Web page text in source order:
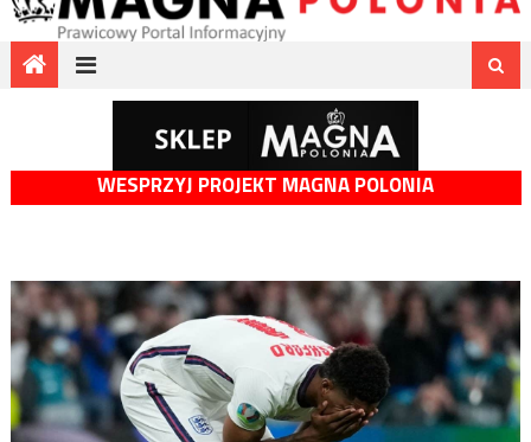
WESPRZYJ PROJEKT MAGNA POLONIA